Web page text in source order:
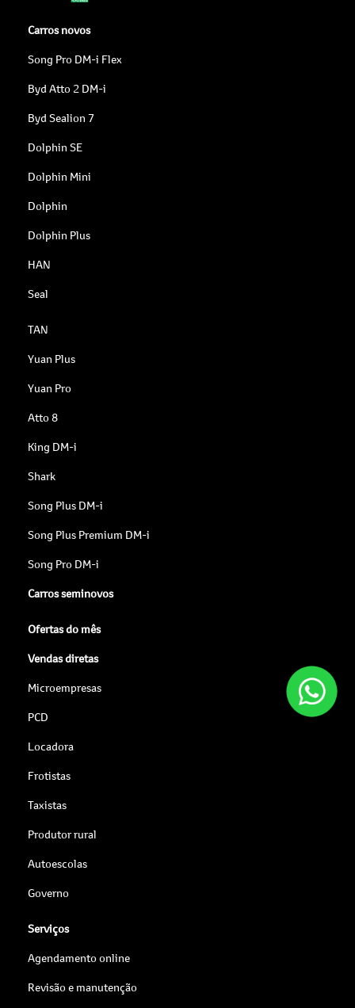
Carros novos
Song Pro DM-i Flex
Byd Atto 2 DM-i
Byd Sealion 7
Dolphin SE
Dolphin Mini
Dolphin
Dolphin Plus
HAN
Seal
TAN
Yuan Plus
Yuan Pro
Atto 8
King DM-i
Shark
Song Plus DM-i
Song Plus Premium DM-i
Song Pro DM-i
Carros seminovos
Ofertas do mês
Vendas diretas
Microempresas
PCD
Locadora
Frotistas
Taxistas
Produtor rural
Autoescolas
Governo
Serviços
Agendamento online
Revisão e manutenção